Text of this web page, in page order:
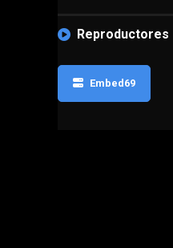
Reproductores
Embed69